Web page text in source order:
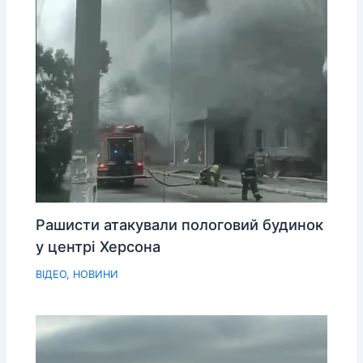
Рашисти атакували пологовий будинок
у центрі Херсона
ВІДЕО, НОВИНИ